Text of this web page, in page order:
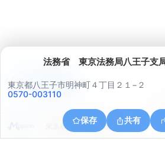
法務省 東京法務局八王子支
東京都八王子市明神町４丁目２１−２
0570-003110
保存 共有
東京都八王子市谷野町
アプリで見る